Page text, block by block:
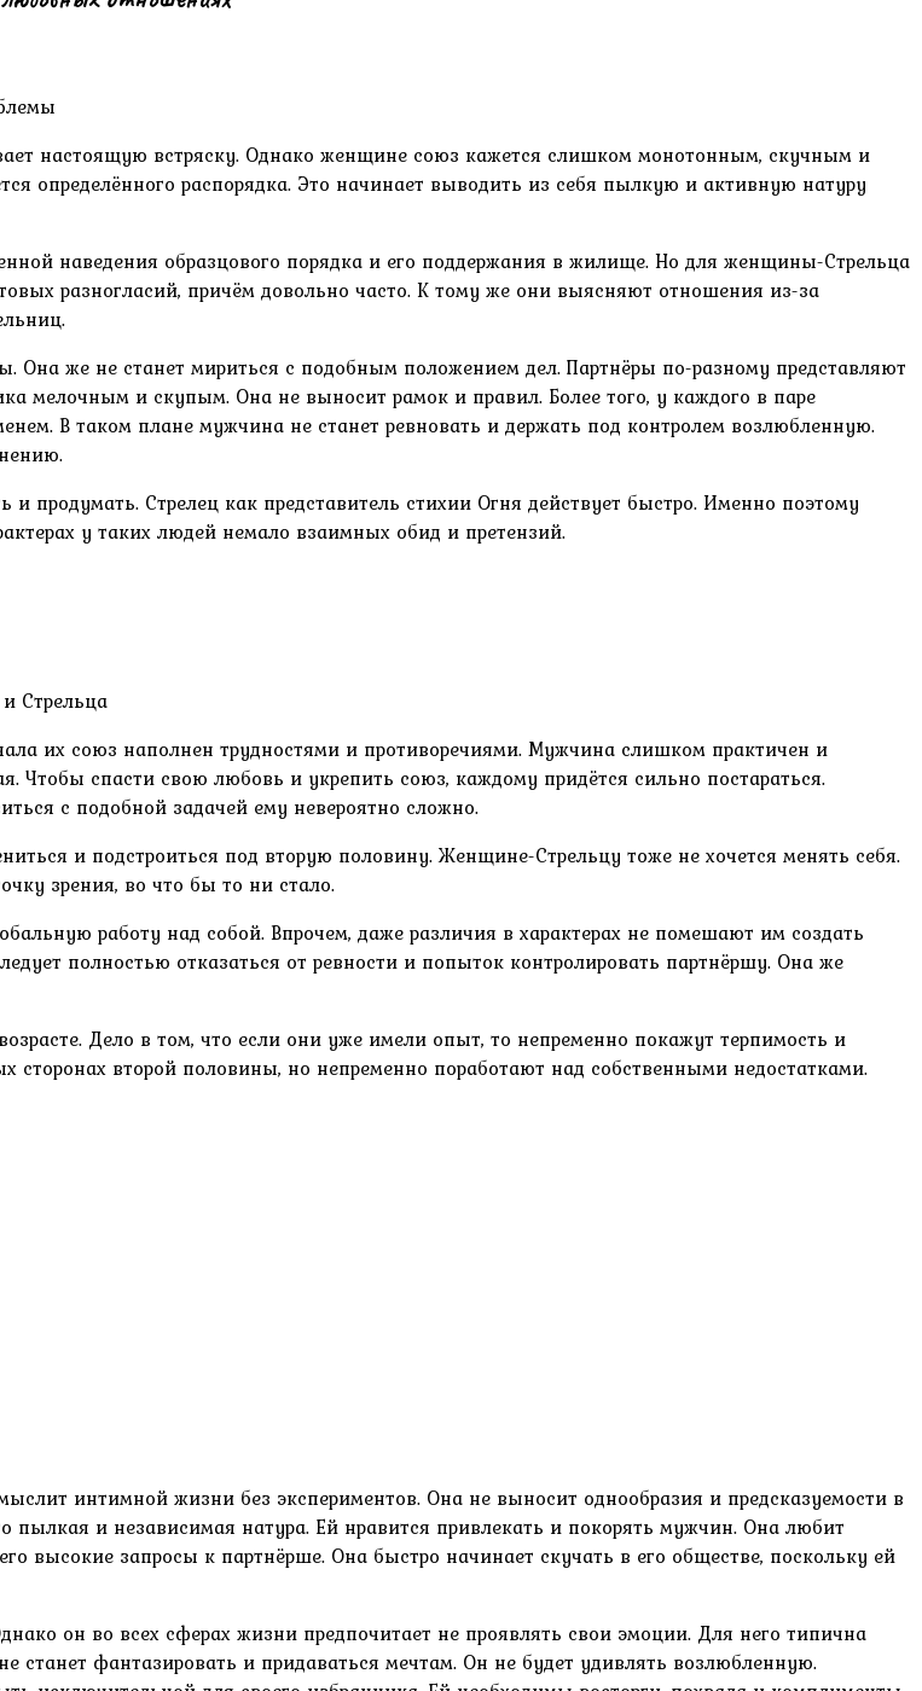
настоящую встряску. Однако женщине союз кажется слишком монотонным, скучным и
определённого распорядка. Это начинает выводить из себя пылкую и активную натуру
наведения образцового порядка и его поддержания в жилище. Но для женщины-Стрельца
разногласий, причём довольно часто. К тому же они выясняют отношения из-за
Она же не станет мириться с подобным положением дел. Партнёры по-разному представляют
мелочным и скупым. Она не выносит рамок и правил. Более того, у каждого в паре
В таком плане мужчина не станет ревновать и держать под контролем возлюбленную.
продумать. Стрелец как представитель стихии Огня действует быстро. Именно поэтому
у таких людей немало взаимных обид и претензий.
Стрельца
их союз наполнен трудностями и противоречиями. Мужчина слишком практичен и
Чтобы спасти свою любовь и укрепить союз, каждому придётся сильно постараться.
с подобной задачей ему невероятно сложно.
и подстроиться под вторую половину. Женщине-Стрельцу тоже не хочется менять себя.
зрения, во что бы то ни стало.
работу над собой. Впрочем, даже различия в характерах не помешают им создать
полностью отказаться от ревности и попыток контролировать партнёршу. Она же
Дело в том, что если они уже имели опыт, то непременно покажут терпимость и
сторонах второй половины, но непременно поработают над собственными недостатками.
интимной жизни без экспериментов. Она не выносит однообразия и предсказуемости в
пылкая и независимая натура. Ей нравится привлекать и покорять мужчин. Она любит
высокие запросы к партнёрше. Она быстро начинает скучать в его обществе, поскольку ей
он во всех сферах жизни предпочитает не проявлять свои эмоции. Для него типична
станет фантазировать и придаваться мечтам. Он не будет удивлять возлюбленную.